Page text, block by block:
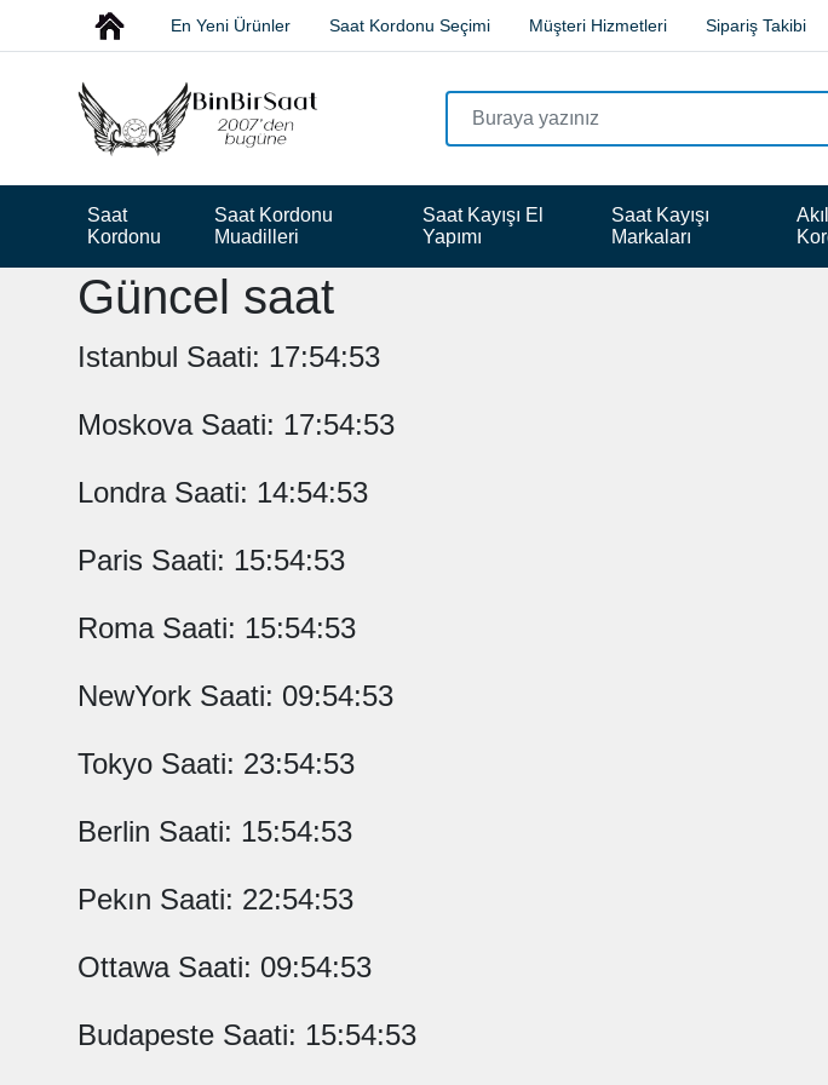
En Yeni Ürünler Saat Kordonu Seçimi Müşteri Hizmetleri Sipariş Takibi
Saat
Kordonu
Saat Kordonu
Muadilleri
Saat Kayışı El
Yapımı
Saat Kayışı
Markaları
Güncel saat
Istanbul Saati: 17:54:53
Moskova Saati: 17:54:53
Londra Saati: 14:54:53
Paris Saati: 15:54:53
Roma Saati: 15:54:53
NewYork Saati: 09:54:53
Tokyo Saati: 23:54:53
Berlin Saati: 15:54:53
Pekın Saati: 22:54:53
Ottawa Saati: 09:54:53
Budapeste Saati: 15:54:53